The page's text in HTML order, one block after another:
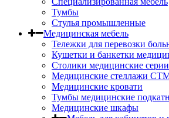
Тумбы
Стулья промышленные
Медицинская мебель
Тележки для перевозки
Кушетки и банкетки
Столики медицинские
Медицинские стеллажи
Медицинские кровати
Тумбы медицинские
Медицинские шкафы